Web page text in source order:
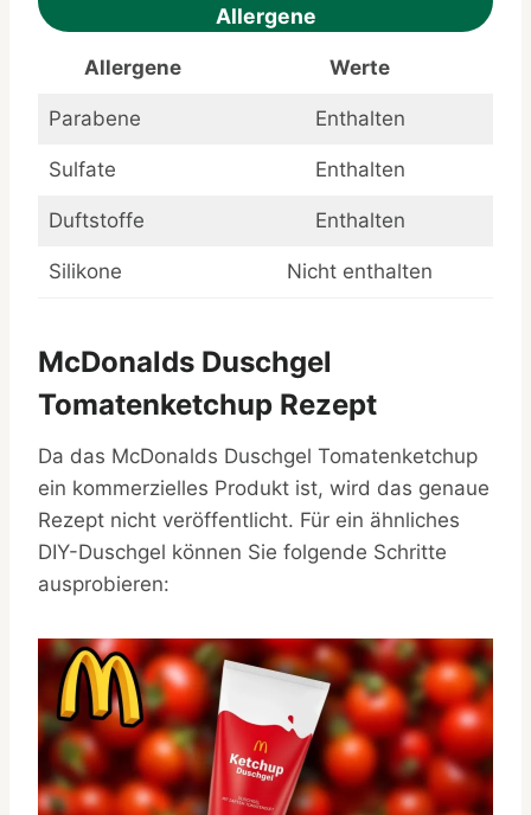
Allergene
Allergene Werte
Parabene Enthalten
Sulfate Enthalten
Duftstoffe Enthalten
Silikone Nicht enthalten
McDonalds Duschgel
Tomatenketchup Rezept
Da das McDonalds Duschgel Tomatenketchup
ein kommerzielles Produkt ist, wird das genaue
Rezept nicht veröffentlicht. Für ein ähnliches
DIY-Duschgel können Sie folgende Schritte
ausprobieren: